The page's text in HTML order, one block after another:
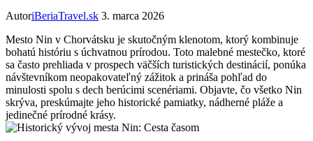
AutoriBeriaTravel.sk 3. marca 2026
Mesto Nin v Chorvátsku je skutočným klenotom, ktorý kombinuje
bohatú históriu s úchvatnou prírodou. Toto malebné mestečko, ktoré
sa často prehliada v prospech väčších turistických destinácií, ponúka
návštevníkom neopakovateľný zážitok a prináša pohľad do
minulosti spolu s dech berúcimi scenériami. Objavte, čo všetko Nin
skrýva, preskúmajte jeho historické pamiatky, nádherné pláže a
jedinečné prírodné krásy.